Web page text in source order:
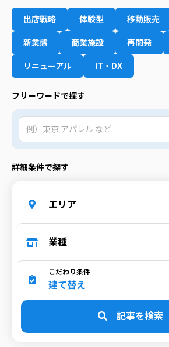
出店戦略 体験型 移動販売
新業態 商業施設 再開発
リニューアル IT・DX
フリーワードで探す
詳細条件で探す
エリア
業種
こだわり条件
建て替え
記事を検索